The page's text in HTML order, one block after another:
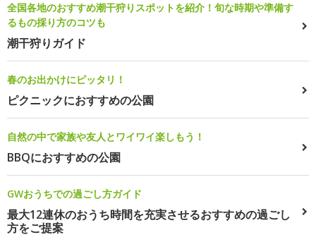
全国各地のおすすめ潮干狩りスポットを紹介！旬な時期や準備す
るもの採り方のコツも
潮干狩りガイド
春のお出かけにピッタリ！
ピクニックにおすすめの公園
自然の中で家族や友人とワイワイ楽しもう！
BBQにおすすめの公園
GWおうちでの過ごし方ガイド
最大12連休のおうち時間を充実させるおすすめの過ごし
方をご提案